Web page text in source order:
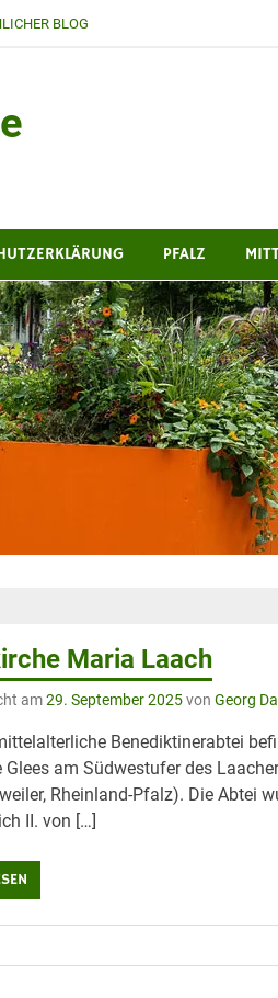
BLOG
PFALZ
Maria Laach
am29. September 2025vonGeorg
Benediktinerabtei
Glees am Südwestufer des
Rheinland-Pfalz). Die Abtei
II. von […]